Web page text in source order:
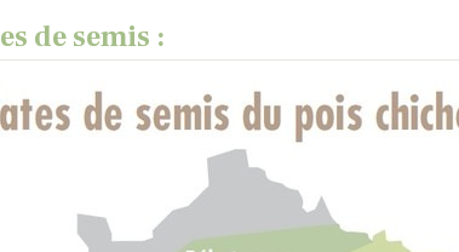
de semis :